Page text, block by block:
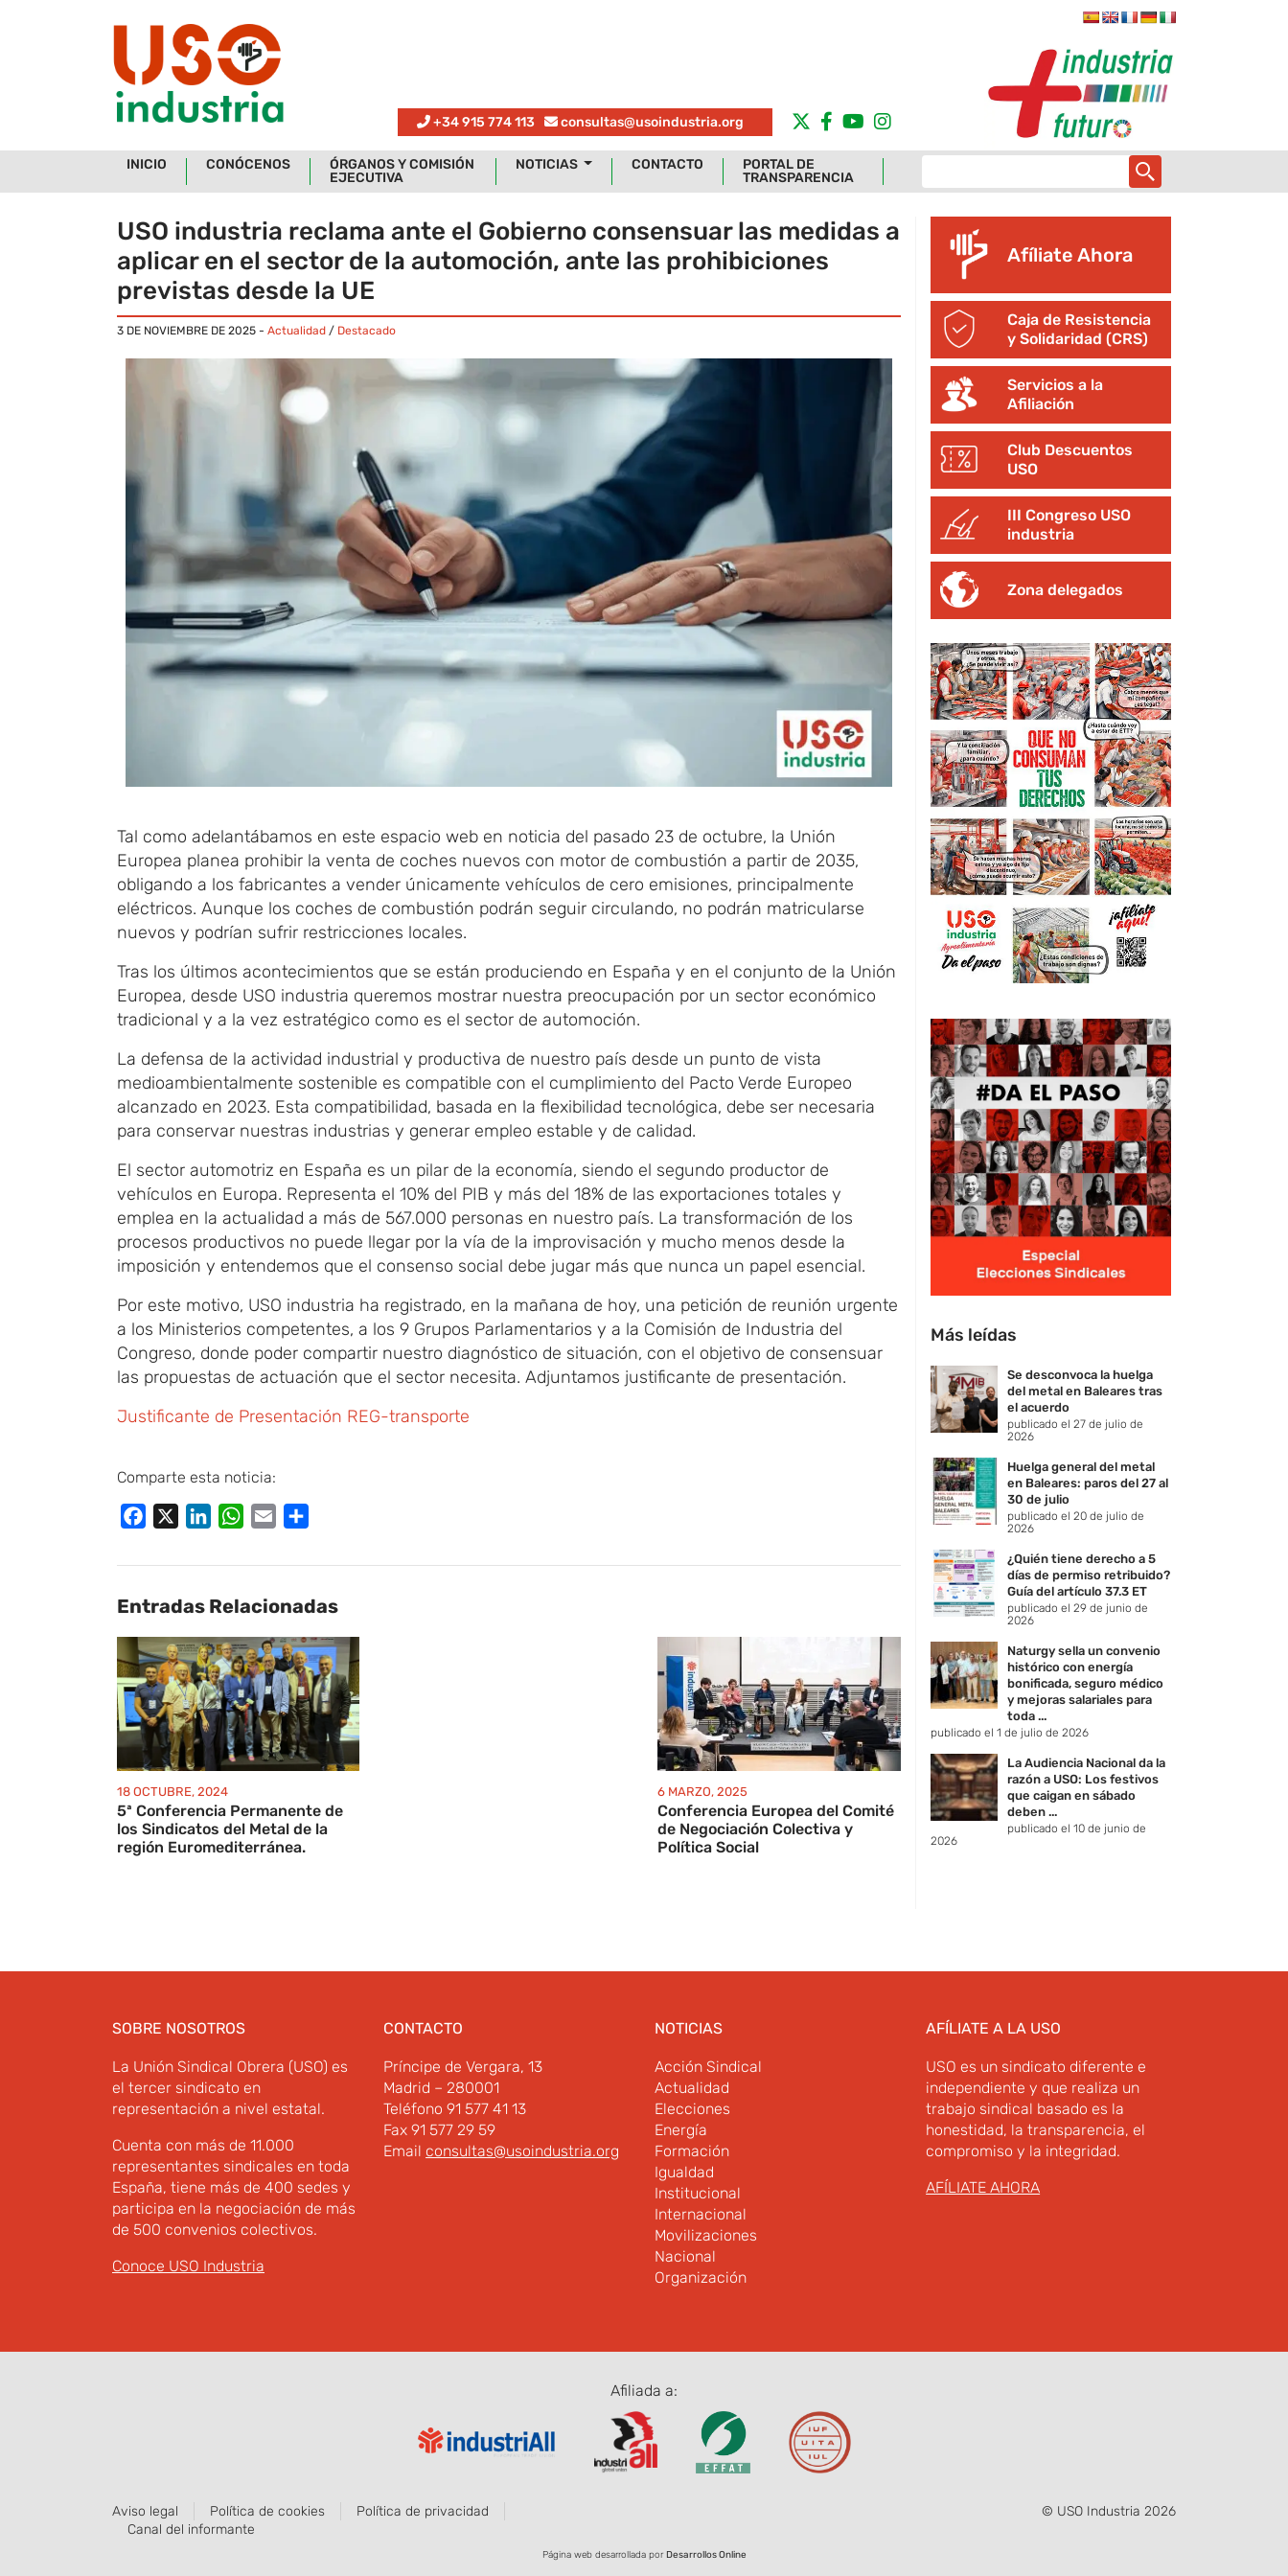
+34 915 774 113 consultas@usoindustria.org
INICIO CONÓCENOS
ÓRGANOS Y COMISIÓN
EJECUTIVA
NOTICIAS CONTACTO
PORTAL DE
TRANSPARENCIA
USO industria reclama ante el Gobierno consensuar las medidas a
aplicar en el sector de la automoción, ante las prohibiciones
previstas desde la UE
3 DE NOVIEMBRE DE 2025 - Actualidad / Destacado
Tal como adelantábamos en este espacio web en noticia del pasado 23 de octubre, la Unión
Europea planea prohibir la venta de coches nuevos con motor de combustión a partir de 2035,
obligando a los fabricantes a vender únicamente vehículos de cero emisiones, principalmente
eléctricos. Aunque los coches de combustión podrán seguir circulando, no podrán matricularse
nuevos y podrían sufrir restricciones locales.
Tras los últimos acontecimientos que se están produciendo en España y en el conjunto de la Unión
Europea, desde USO industria queremos mostrar nuestra preocupación por un sector económico
tradicional y a la vez estratégico como es el sector de automoción.
La defensa de la actividad industrial y productiva de nuestro país desde un punto de vista
medioambientalmente sostenible es compatible con el cumplimiento del Pacto Verde Europeo
alcanzado en 2023. Esta compatibilidad, basada en la flexibilidad tecnológica, debe ser necesaria
para conservar nuestras industrias y generar empleo estable y de calidad.
El sector automotriz en España es un pilar de la economía, siendo el segundo productor de
vehículos en Europa. Representa el 10% del PIB y más del 18% de las exportaciones totales y
emplea en la actualidad a más de 567.000 personas en nuestro país. La transformación de los
procesos productivos no puede llegar por la vía de la improvisación y mucho menos desde la
imposición y entendemos que el consenso social debe jugar más que nunca un papel esencial.
Por este motivo, USO industria ha registrado, en la mañana de hoy, una petición de reunión urgente
a los Ministerios competentes, a los 9 Grupos Parlamentarios y a la Comisión de Industria del
Congreso, donde poder compartir nuestro diagnóstico de situación, con el objetivo de consensuar
las propuestas de actuación que el sector necesita. Adjuntamos justificante de presentación.
Justificante de Presentación REG-transporte
Comparte esta noticia:
Facebook LinkedInWhatsApp
Email
Entradas Relacionadas
18 OCTUBRE, 2024
5ª Conferencia Permanente de
los Sindicatos del Metal de la
región Euromediterránea.
6 MARZO, 2025
Conferencia Europea del Comité
de Negociación Colectiva y
Política Social
Afíliate Ahora
Caja de Resistencia
y Solidaridad (CRS)
Servicios a la
Afiliación
Club Descuentos
USO
III Congreso USO
industria
Zona delegados
Más leídas
Se desconvoca la huelga
del metal en Baleares tras
el acuerdo
publicado el 27 de julio de
2026
Huelga general del metal
en Baleares: paros del 27 al
30 de julio
publicado el 20 de julio de
2026
¿Quién tiene derecho a 5
días de permiso retribuido?
Guía del artículo 37.3 ET
publicado el 29 de junio de
2026
Naturgy sella un convenio
histórico con energía
bonificada, seguro médico
y mejoras salariales para
toda ...
publicado el 1 de julio de 2026
La Audiencia Nacional da la
razón a USO: Los festivos
que caigan en sábado
deben ...
publicado el 10 de junio de
2026
SOBRE NOSOTROS
La Unión Sindical Obrera (USO) es
el tercer sindicato en
representación a nivel estatal.
Cuenta con más de 11.000
representantes sindicales en toda
España, tiene más de 400 sedes y
participa en la negociación de más
de 500 convenios colectivos.
Conoce USO Industria
CONTACTO
Príncipe de Vergara, 13
Madrid – 280001
Teléfono 91 577 41 13
Fax 91 577 29 59
Email consultas@usoindustria.org
NOTICIAS
Acción Sindical
Actualidad
Elecciones
Energía
Formación
Igualdad
Institucional
Internacional
Movilizaciones
Nacional
Organización
AFÍLIATE A LA USO
USO es un sindicato diferente e
independiente y que realiza un
trabajo sindical basado es la
honestidad, la transparencia, el
compromiso y la integridad.
AFÍLIATE AHORA
Afiliada a:
Aviso legal Política de cookies
Política de privacidad
Canal del informante
© USO Industria 2026
Página web desarrollada por Desarrollos Online